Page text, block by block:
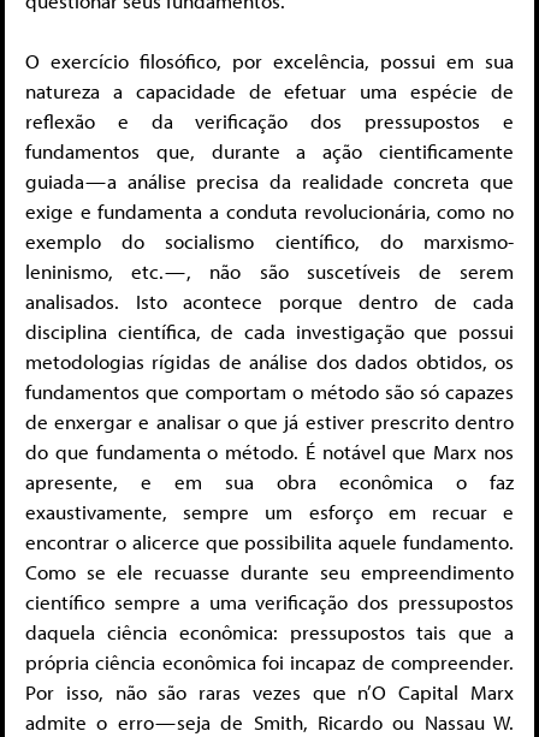
O exercício filosófico, por excelência, possui em sua
natureza a capacidade de efetuar uma espécie de
reflexão e da verificação dos pressupostos e
fundamentos que, durante a ação cientificamente
guiada — a análise precisa da realidade concreta que
exige e fundamenta a conduta revolucionária, como no
exemplo do socialismo científico, do marxismo-
leninismo, etc. — , não são suscetíveis de serem
analisados. Isto acontece porque dentro de cada
disciplina científica, de cada investigação que possui
metodologias rígidas de análise dos dados obtidos, os
fundamentos que comportam o método são só capazes
de enxergar e analisar o que já estiver prescrito dentro
do que fundamenta o método. É notável que Marx nos
apresente, e em sua obra econômica o faz
exaustivamente, sempre um esforço em recuar e
encontrar o alicerce que possibilita aquele fundamento.
Como se ele recuasse durante seu empreendimento
científico sempre a uma verificação dos pressupostos
daquela ciência econômica: pressupostos tais que a
própria ciência econômica foi incapaz de compreender.
Por isso, não são raras vezes que n’O Capital Marx
admite o erro — seja de Smith, Ricardo ou Nassau W.